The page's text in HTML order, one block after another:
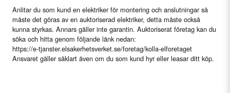
Anlitar du som kund en elektriker för montering och anslutningar så
måste det göras av en auktoriserad elektriker, detta måste också
kunna styrkas. Annars gäller inte garantin. Auktoriserat företag kan du
söka och hitta genom följande länk nedan:
https://e-tjanster.elsakerhetsverket.se/foretag/kolla-elforetaget
Ansvaret gäller såklart även om du som kund hyr eller leasar ditt köp.